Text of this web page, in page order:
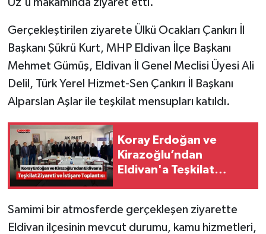
Gerçekleştirilen ziyarete Ülkü Ocakları Çankırı İl
Başkanı Şükrü Kurt, MHP Eldivan İlçe Başkanı
Mehmet Gümüş, Eldivan İl Genel Meclisi Üyesi Ali
Delil, Türk Yerel Hizmet-Sen Çankırı İl Başkanı
Alparslan Aşlar ile teşkilat mensupları katıldı.
Koray Erdoğan ve
Kirazoğlu’ndan
Eldivan'a Teşkilat
Samimi bir atmosferde gerçekleşen ziyarette
Eldivan ilçesinin mevcut durumu, kamu hizmetleri,